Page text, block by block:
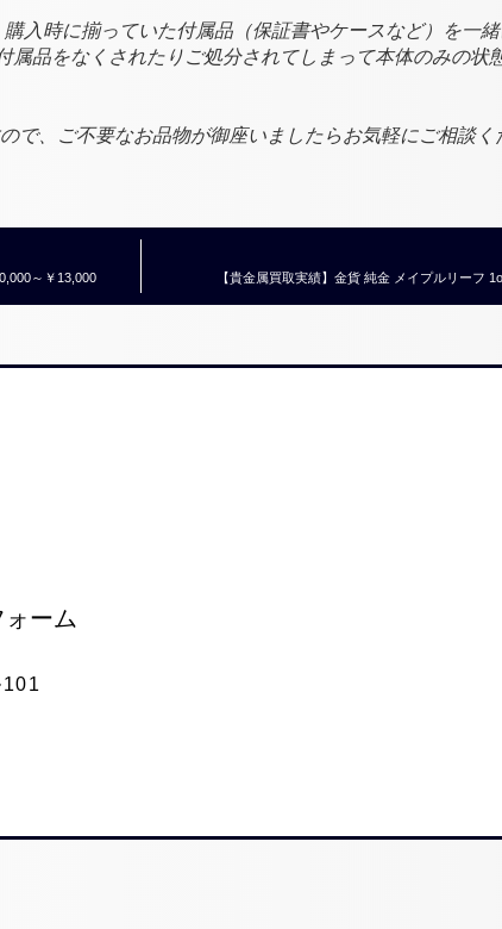
入時に揃っていた付属品（保証書やケースなど）を一
属品をなくされたりご処分されてしまって本体のみの状
で、ご不要なお品物が御座いましたらお気軽にご相談く
～￥13,000 【貴金属買取実績】金貨 純金 メイプルリーフ
ーム